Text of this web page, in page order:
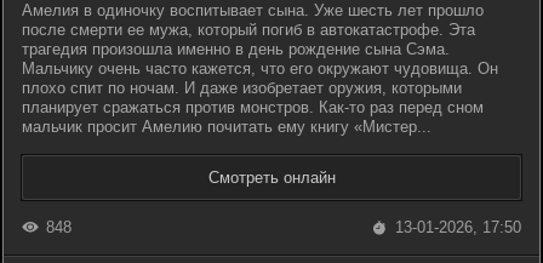
Амелия в одиночку воспитывает сына. Уже шесть лет прошло
после смерти ее мужа, который погиб в автокатастрофе. Эта
трагедия произошла именно в день рождение сына Сэма.
Мальчику очень часто кажется, что его окружают чудовища. Он
плохо спит по ночам. И даже изобретает оружия, которыми
планирует сражаться против монстров. Как-то раз перед сном
мальчик просит Амелию почитать ему книгу «Мистер...
Смотреть онлайн
848 13-01-2026, 17:50